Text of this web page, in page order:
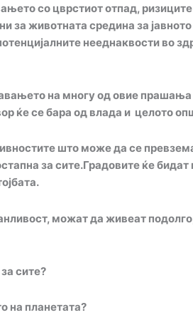
со цврстиот отпад,
за животната средина за јавното
нееднаквости во
на многу од овие
ќесебара од влада и целото
што може да се
за сите.Градовите ќе бидат
можат да живеат
сите?
на планетата?